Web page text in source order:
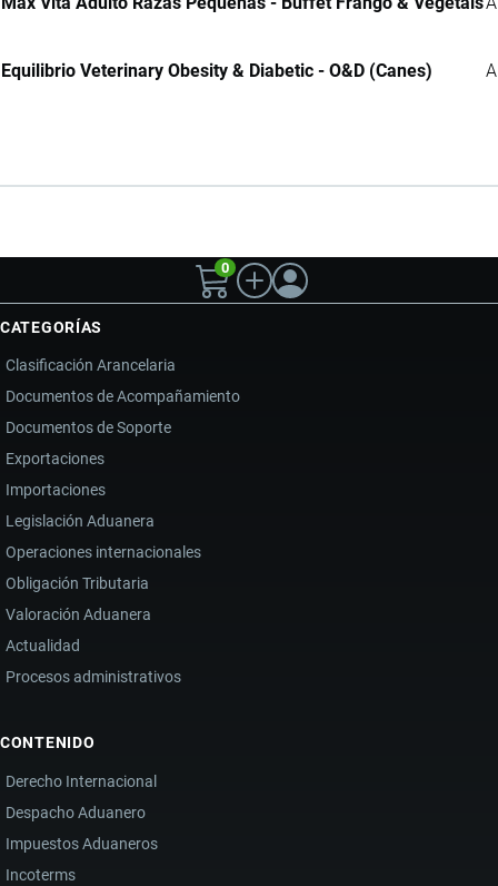
Equilibrio Veterinary Obesity & Diabetic - O&D (Canes)
0
CATEGORÍAS
Clasificación Arancelaria
Documentos de Acompañamiento
Documentos de Soporte
Exportaciones
Importaciones
Legislación Aduanera
Operaciones internacionales
Obligación Tributaria
Valoración Aduanera
Actualidad
Procesos administrativos
CONTENIDO
Derecho Internacional
Despacho Aduanero
Impuestos Aduaneros
Incoterms